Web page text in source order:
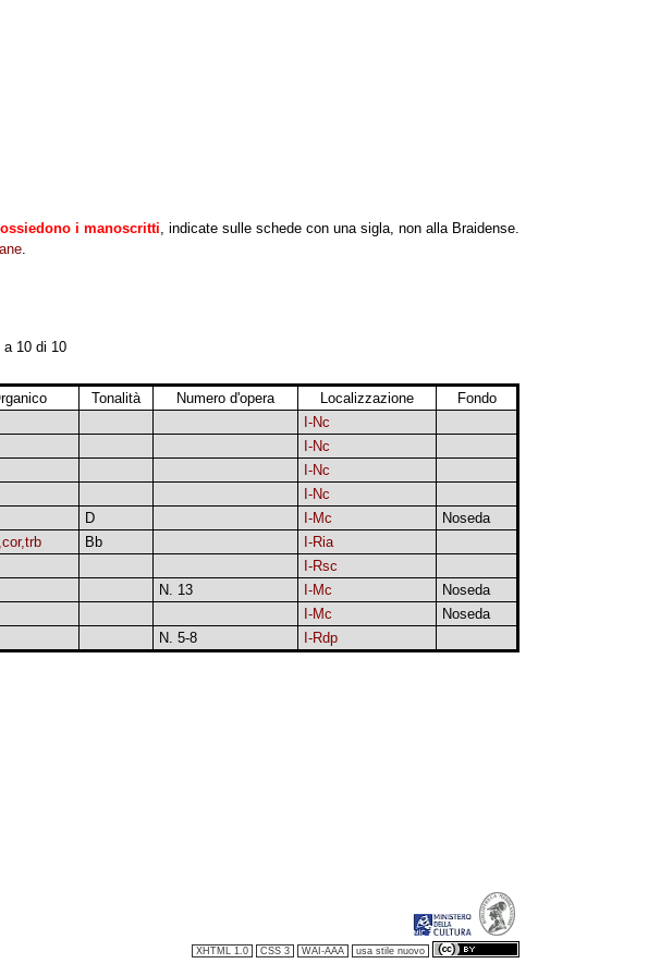
i manoscritti, indicate sulle schede con una sigla, non alla Braidense.
.
a 10 di 10
Tonalità Numero d'opera Localizzazione
Fondo
I-Nc
I-Nc
I-Nc
I-Nc
D I-Mc
Noseda
Bb
I-Ria
I-Rsc
N. 13 I-Mc
Noseda
I-Mc
Noseda
N. 5-8 I-Rdp
XHTML 1.0 CSS 3 WAI-AAA usa stile nuovo